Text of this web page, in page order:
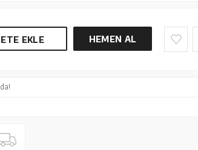
EKLE HEMEN AL